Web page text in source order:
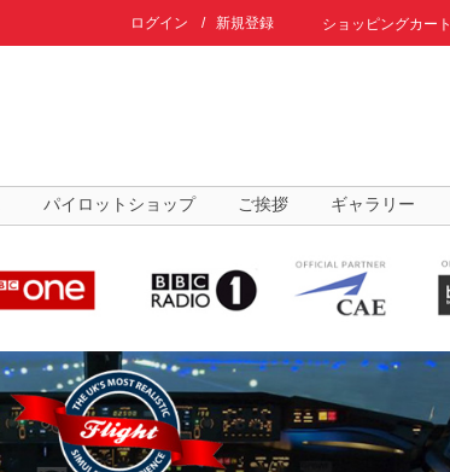
ショッピングカート
ログイン / 新規登録
パイロットショップ ご挨拶 ギャラリー